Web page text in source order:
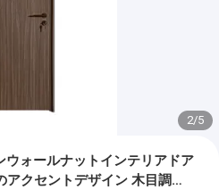
2/5
ウォールナットインテリアドア
アクセントデザイン 木目調と